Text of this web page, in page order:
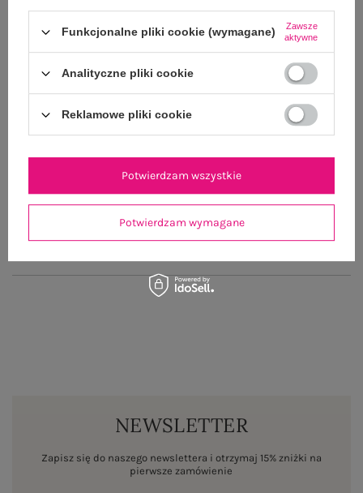
100 dni na zwrot
(1)
NEWSLETTER
Zapisz się do naszego newslettera i otrzymaj 15% zniżki na
pierwsze zamówienie
Funkcjonalne pliki cookie (wymagane)
Zawsze
aktywne
Analityczne pliki cookie
Reklamowe pliki cookie
Potwierdzam wymagane
Potwierdzam wszystkie